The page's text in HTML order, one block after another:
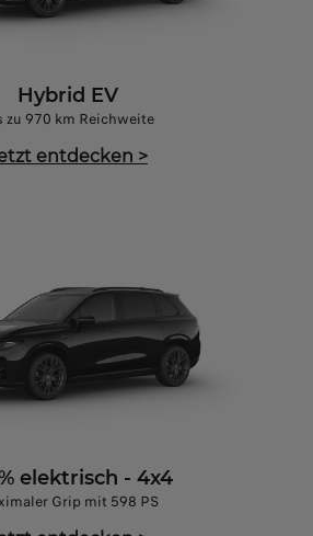
Hybrid EV
zu 970 km Reichweite
entdecken >
elektrisch - 4x4
Grip mit 598 PS